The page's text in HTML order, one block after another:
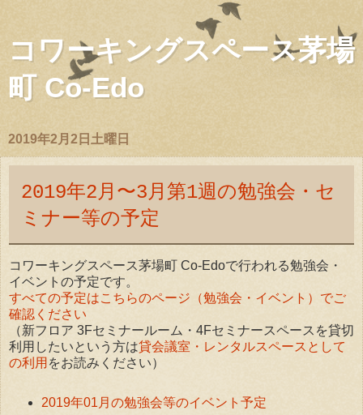
コワーキングスペース茅場
町 Co-Edo
2019年2月2日土曜日
2019年2月〜3月第1週の勉強会・セ
ミナー等の予定
コワーキングスペース茅場町 Co-Edoで行われる勉強会・
イベントの予定です。
すべての予定はこちらのページ（勉強会・イベント）でご
確認ください
（新フロア 3Fセミナールーム・4Fセミナースペースを貸切
利用したいという方は貸会議室・レンタルスペースとして
の利用 をお読みください）
2019年01月の勉強会等のイベント予定